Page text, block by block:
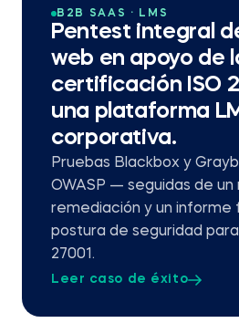
B2B SAAS · LMS
Pentest integral
web en apoyo de
certificación ISO
una plataforma
corporativa.
Pruebas Blackbox y
OWASP — seguidas de
remediación y un informe
postura de seguridad
27001.
Leer caso de éxito